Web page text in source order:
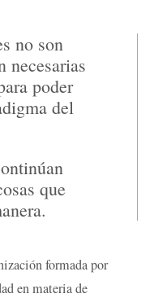
no son
necesarias
poder
del
que
formada por
en materia de